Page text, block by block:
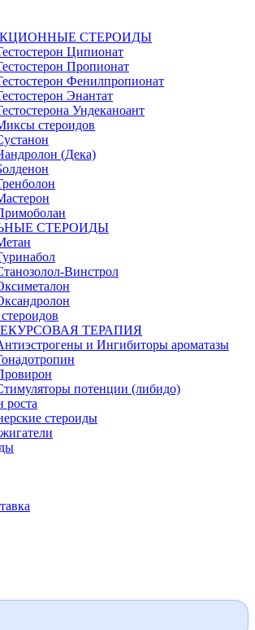
СТЕРОИДЫ
Ципионат
Пропионат
Фенилпропионат
Энантат
Ундеканоант
стероидов
(Дека)
СТЕРОИДЫ
Винстрол
ТЕРАПИЯ
и Ингибиторы ароматазы
потенции (либидо)
роста
стероиды